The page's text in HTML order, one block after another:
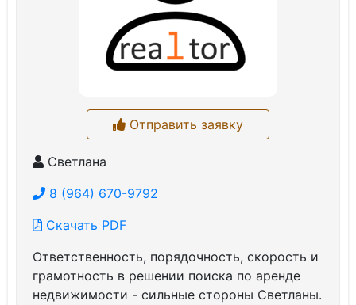
Отправить заявку
Светлана
8 (964) 670-9792
Скачать PDF
Ответственность, порядочность, скорость и
грамотность в решении поиска по аренде
недвижимости - сильные стороны Светланы.